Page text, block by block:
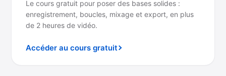
Le cours gratuit pour poser des bases solides :
enregistrement, boucles, mixage et export, en plus
de 2 heures de vidéo.
Accéder au cours gratuit